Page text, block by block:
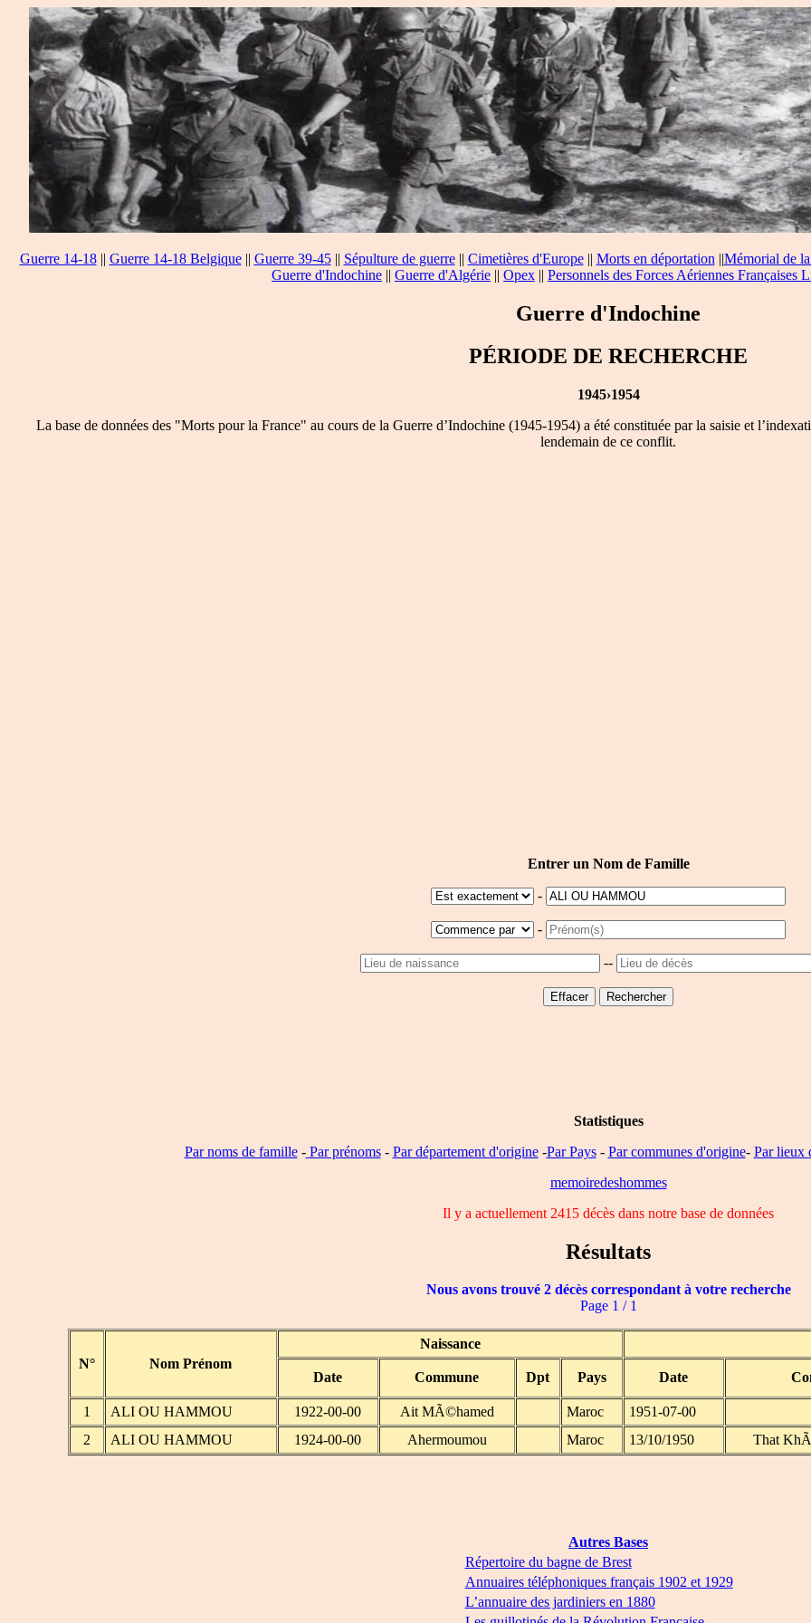
Guerre 14-18|| Guerre 14-18 Belgique|| Guerre 39-45|| Sépulture de guerre|| Cimetières d'Europe|| Morts en déportation ||Mémorial de
Guerre d'Indochine || Guerre d'Algérie || Opex || Personnels des Forces Aériennes Françaises
Guerre d'Indochine
PÉRIODE DE RECHERCHE
1945›1954
La base de données des "Morts pour la France" au cours de la Guerre d’Indochine (1945-1954) a été constituée par la saisie et
lendemain de ce conflit.
Entrer un Nom de Famille
-
-
--
Statistiques
Par noms de famille-Par prénoms- Par département d'origine-Par Pays- Par communes d'origine- Par lieux
memoiredeshommes
Il y a actuellement 2415 décès dans notre base de données
Résultats
Nous avons trouvé 2 décès correspondant à votre recherche
Page 1 / 1
N° Nom Prénom
Naissance
Date
Commune Dpt Pays Date
1 ALI OU HAMMOU 1922-00-00 Ait MÃ©hamed Maroc 1951-07-00
2
ALI OU HAMMOU 1924-00-00 Ahermoumou Maroc 13/10/1950 That
Autres Bases
Répertoire du bagne de Brest
Annuaires téléphoniques français 1902 et 1929
L’annuaire des jardiniers en 1880